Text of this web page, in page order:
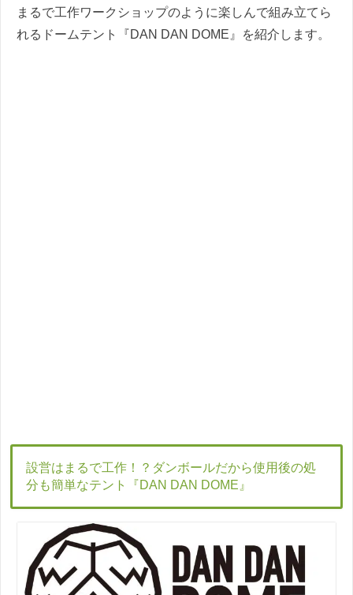
まるで工作ワークショップのように楽しんで組み立てら
れるドームテント『DAN DAN DOME』を紹介します。
設営はまるで工作！？ダンボールだから使用後の処
分も簡単なテント『DAN DAN DOME』